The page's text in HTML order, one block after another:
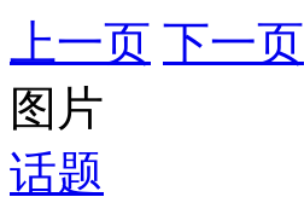
上一页 下一页
图片
话题